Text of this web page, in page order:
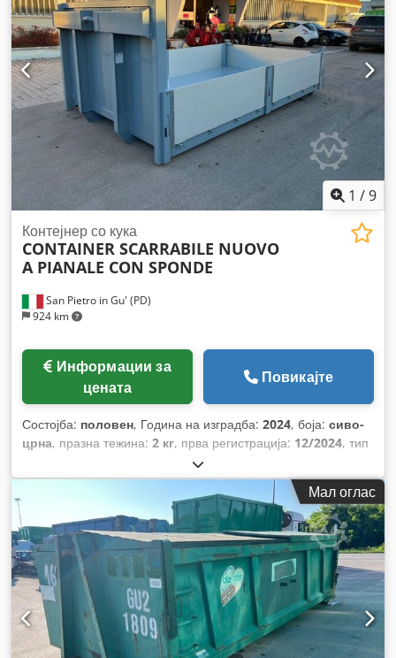
1 /9
San Pietro in Gu' (PD)
924 km
Контејнер со кука
CONTAINER SCARRABILE NUOVO
A PIANALE CON SPONDE
цената
Повикајте
Состојба: половен, Година на изградба: 2024, боја: сиво-
црна, празна тежина: 2 кг, прва регистрација: 12/2024, тип
, тип на пренос:
Мал оглас